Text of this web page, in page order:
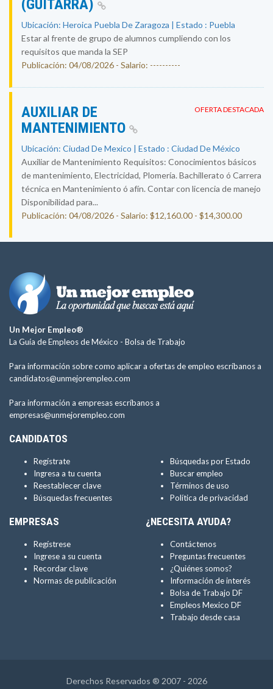
(GUITARRA)
Ubicación: Heroica Puebla De Zaragoza | Estado : Puebla
Estar al frente de grupo de alumnos cumpliendo con los
requisitos que manda la SEP
Publicación: 04/08/2026 - Salario: ----------
OFERTA DESTACADA
AUXILIAR DE
MANTENIMIENTO
Ubicación: Ciudad De Mexico | Estado : Ciudad De México
Auxiliar de Mantenimiento Requisitos: Conocimientos básicos
de mantenimiento, Electricidad, Plomería. Bachillerato ó Carrera
técnica en Mantenimiento ó afín. Contar con licencia de manejo
Disponibilidad para...
Publicación: 04/08/2026 - Salario: $12,160.00 - $14,300.00
Un Mejor Empleo®
La Guía de Empleos de México - Bolsa de Trabajo
Para información sobre como aplicar a ofertas de empleo escríbanos a
candidatos@unmejorempleo.com
Para información a empresas escríbanos a
empresas@unmejorempleo.com
CANDIDATOS
Regístrate
Ingresa a tu cuenta
Reestablecer clave
Búsquedas frecuentes
Búsquedas por Estado
Buscar empleo
Términos de uso
Política de privacidad
EMPRESAS
Regístrese
Ingrese a su cuenta
Recordar clave
Normas de publicación
¿NECESITA AYUDA?
Contáctenos
Preguntas frecuentes
¿Quiénes somos?
Información de interés
Bolsa de Trabajo DF
Empleos Mexico DF
Trabajo desde casa
Derechos Reservados ® 2007 - 2026